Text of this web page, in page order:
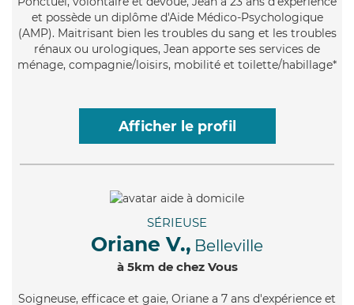
et possède un diplôme d'Aide Médico-Psychologique
(AMP). Maitrisant bien les troubles du sang et les troubles
rénaux ou urologiques, Jean apporte ses services de
ménage, compagnie/loisirs, mobilité et toilette/habillage*
Afficher le profil
SÉRIEUSE
Oriane V., Belleville
à 5km de chez Vous
Soigneuse, efficace et gaie, Oriane a 7 ans d'expérience et